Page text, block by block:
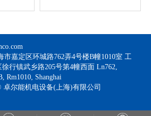
嘉定区环城路762弄4号楼B幢1010室 工
行镇武乡路205号第4幢西面 Ln762,
Rm1010, Shanghai
尔能机电设备(上海)有限公司